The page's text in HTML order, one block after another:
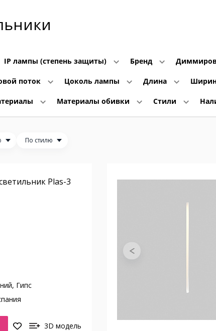
IP лампы (степень защиты) Бренд
поток Цоколь лампы Длина
Материалы обивки Стили
По стилю
Plas-3
Гипс
3D модель